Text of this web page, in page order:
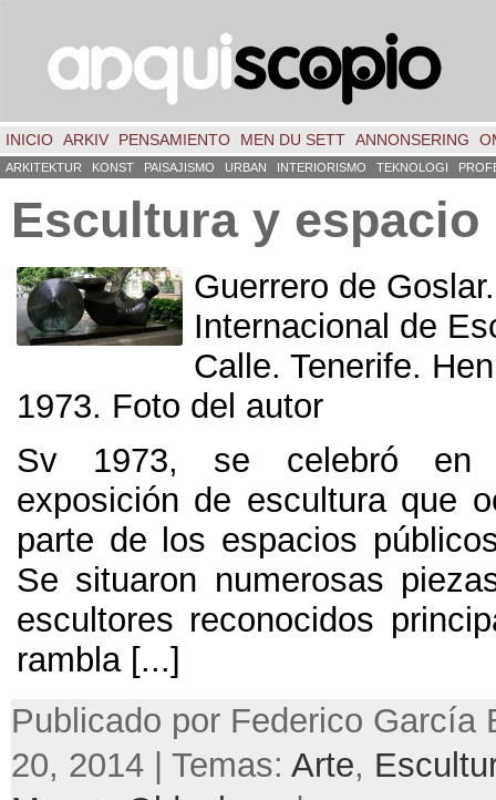
INICIO ARKIV PENSAMIENTO MEN DU SETT ANNONSERING
ARKITEKTUR KONST PAISAJISMO URBAN INTERIORISMO TEKNOLOGI
Escultura y
Guerrero de Goslar
Internacional de
Calle. Tenerife.
1973. Foto del autor
Sv 1973, se celebró en
exposición de escultura que
parte de los espacios
Se situaron numerosas
escultores reconocidos
rambla[...]
Publicado por Federico García
20, 2014 | Temas: Arte,